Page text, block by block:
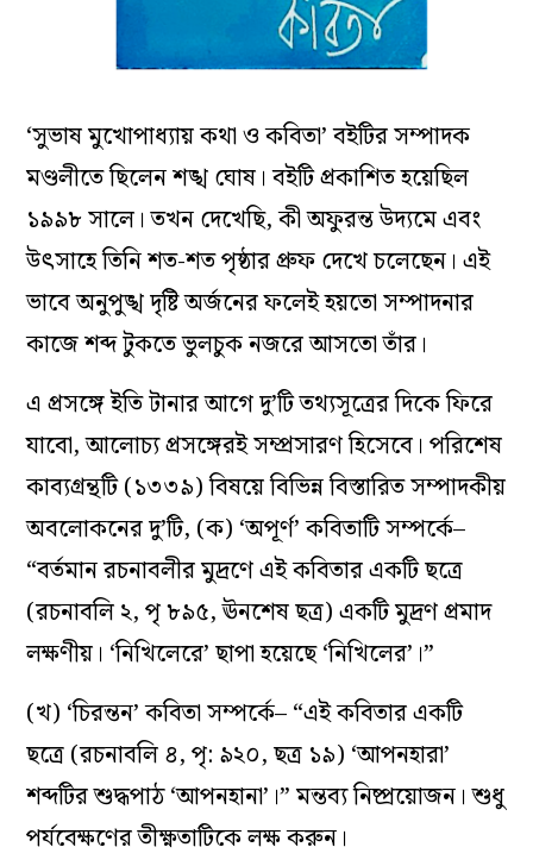
‘সুভাষ মুখোপাধ‌্যায় কথা ও কবিতা’ বইটির সম্পাদক
মণ্ডলীতে ছিলেন শঙ্খ ঘোষ। বইটি প্রকাশিত হয়েছিল
১৯৯৮ সালে। তখন দেখেছি, কী অফুরন্ত উদ‌্যমে এবং
উৎসাহে তিনি শত-শত পৃষ্ঠার প্রুফ দেখে চলেছেন। এই
ভাবে অনুপুঙ্খ দৃষ্টি অর্জনের ফলেই হয়তো সম্পাদনার
কাজে শব্দ টুকতে ভুলচুক নজরে আসতো তাঁর।
এ প্রসঙ্গে ইতি টানার আগে দু’টি তথ‌্যসূত্রের দিকে ফিরে
যাবো, আলোচ‌্য প্রসঙ্গেরই সম্প্রসারণ হিসেবে। পরিশেষ
কাব‌্যগ্রন্থটি (১৩৩৯) বিষয়ে বিভিন্ন বিস্তারিত সম্পাদকীয়
অবলোকনের দু’টি, (ক) ‘অপূর্ণ’ কবিতাটি সম্পর্কে–
“বর্তমান রচনাবলীর মুদ্রণে এই কবিতার একটি ছত্রে
(রচনাবলি ২, পৃ ৮৯৫, ঊনশেষ ছত্র) একটি মুদ্রণ প্রমাদ
লক্ষণীয়। ‘নিখিলেরে’ ছাপা হয়েছে ‘নিখিলের’।”
(খ) ‘চিরন্তন’ কবিতা সম্পর্কে– “এই কবিতার একটি
ছত্রে (রচনাবলি ৪, পৃ: ৯২০, ছত্র ১৯) ‘আপনহারা’
শব্দটির শুদ্ধপাঠ ‘আপনহানা’।” মন্তব‌্য নিষ্প্রয়োজন। শুধু
পর্যবেক্ষণের তীক্ষ্ণতাটিকে লক্ষ করুন।